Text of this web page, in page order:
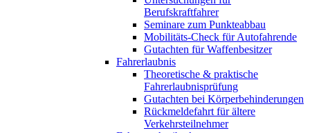
Berufskraftfahrer
Seminare zum Punkteabbau
Mobilitäts-Check für Autofahrende
Gutachten für Waffenbesitzer
Fahrerlaubnis
Theoretische & praktische
Fahrerlaubnisprüfung
Gutachten bei Körperbehinderungen
Rückmeldefahrt für ältere
Verkehrsteilnehmer